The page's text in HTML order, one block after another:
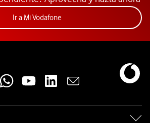
Ir a Mi VodafoneAcceder a la app Mi